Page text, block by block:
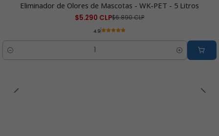
Eliminador de Olores de Mascotas - WK-PET - 5 Litros
$5.290 CLP$6.890 CLP
4.9
Cantidad